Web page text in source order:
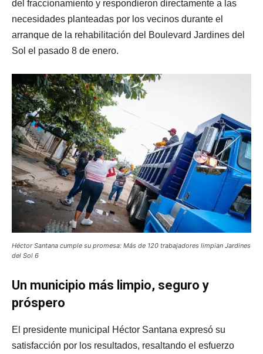
del fraccionamiento y respondieron directamente a las
necesidades planteadas por los vecinos durante el
arranque de la rehabilitación del Boulevard Jardines del
Sol el pasado 8 de enero.
Héctor Santana cumple su promesa: Más de 120 trabajadores limpian Jardines
del Sol 6
Un municipio más limpio, seguro y
próspero
El presidente municipal Héctor Santana expresó su
satisfacción por los resultados, resaltando el esfuerzo